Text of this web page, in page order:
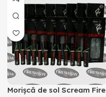
Morișcă de sol Scream Fire